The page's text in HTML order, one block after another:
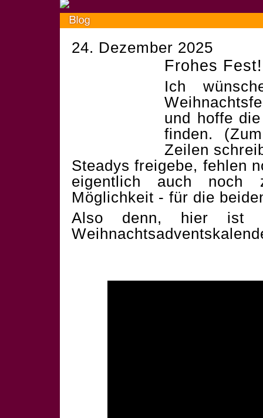
24. Dezember 2025
Frohes Fest!
Ich
und hoffe
finden.
Zeilen
Steadys freigebe, fehlen
eigentlich auch noch
Möglichkeit - für die
Also denn, hier ist